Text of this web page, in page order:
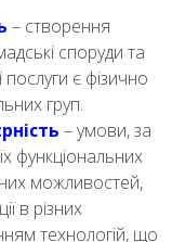
– створення
споруди та
послуги є фізично
груп.
– умови, за
функціональних
можливостей,
в різних
технологій, що